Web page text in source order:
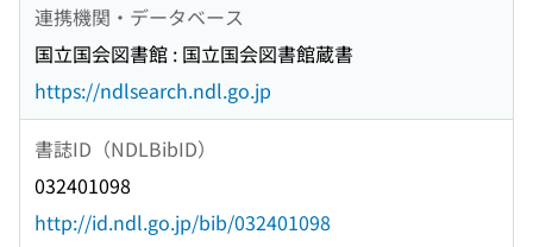
連携機関・データベース
国立国会図書館 : 国立国会図書館蔵書
https://ndlsearch.ndl.go.jp
書誌ID（NDLBibID）
032401098
http://id.ndl.go.jp/bib/032401098